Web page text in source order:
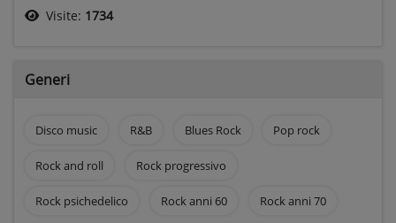
Visite: 1734
Generi
Disco music R&B Blues Rock Pop rock
Rock and roll Rock progressivo
Rock psichedelico Rock anni 60 Rock anni 70